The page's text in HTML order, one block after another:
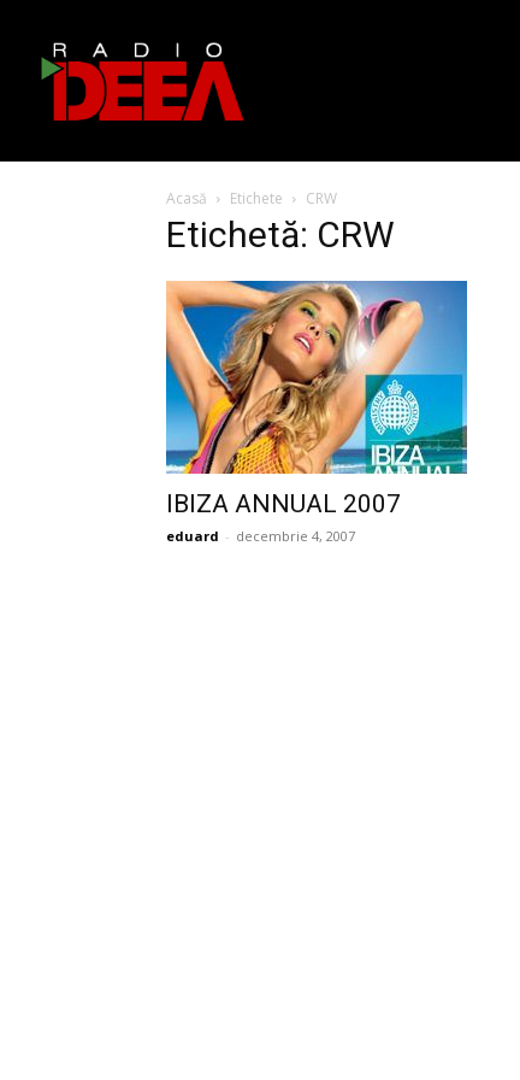
Acasă Etichete CRW
Etichetă: CRW
IBIZA ANNUAL 2007
eduard - decembrie 4, 2007